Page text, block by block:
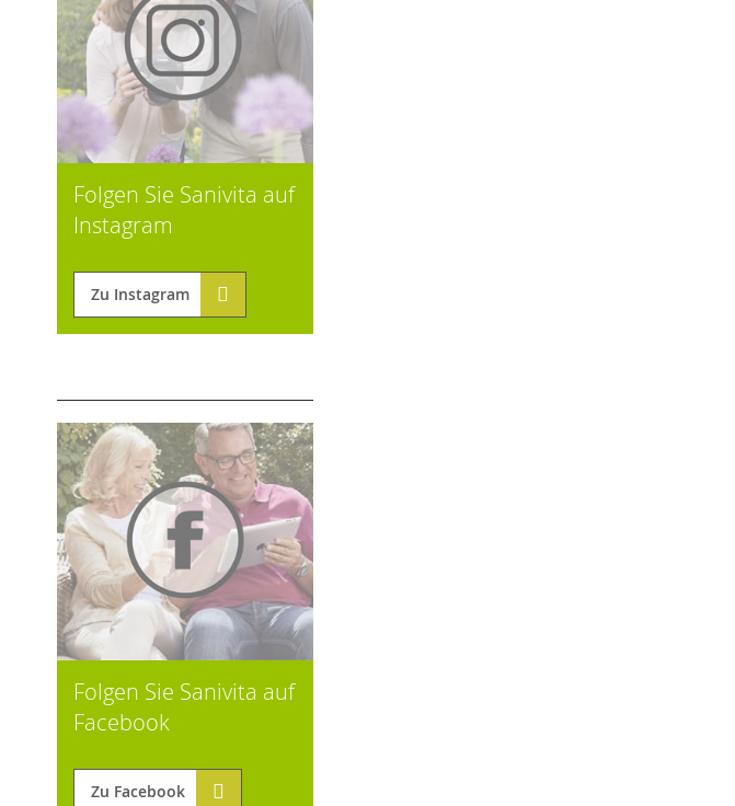
Folgen Sie Sanivita auf
Instagram
Zu Instagram
Folgen Sie Sanivita auf
Facebook
Zu Facebook